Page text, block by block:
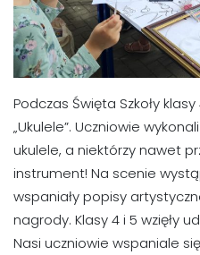
Podczas Święta Szkoły
„Ukulele”. Uczniowie
ukulele, a niektórzy nawet
instrument! Na scenie
wspaniały popisy
nagrody. Klasy 4 i 5 wzięły
Nasi uczniowie wspaniale